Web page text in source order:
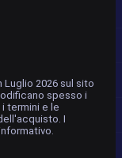
2026 sul sito
spesso i
termini e le
I